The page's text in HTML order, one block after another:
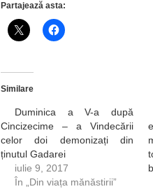
Partajează asta:
Similare
Duminica a V-a după
Cincizecime – a Vindecării
celor doi demonizați din
ținutul Gadarei
iulie 9, 2017
În „Din viața mănăstirii”